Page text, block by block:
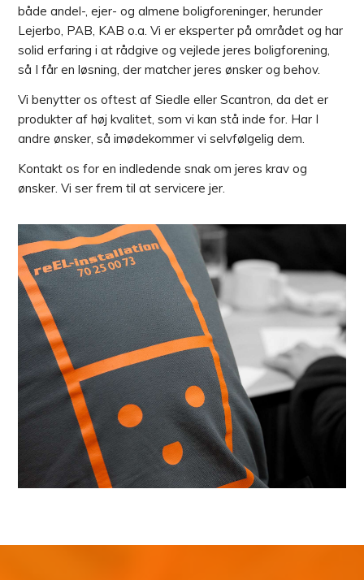
både andel-, ejer- og almene boligforeninger, herunder
Lejerbo, PAB, KAB o.a. Vi er eksperter på området og har
solid erfaring i at rådgive og vejlede jeres boligforening,
så I får en løsning, der matcher jeres ønsker og behov.
Vi benytter os oftest af Siedle eller Scantron, da det er
produkter af høj kvalitet, som vi kan stå inde for. Har I
andre ønsker, så imødekommer vi selvfølgelig dem.
Kontakt os for en indledende snak om jeres krav og
ønsker. Vi ser frem til at servicere jer.